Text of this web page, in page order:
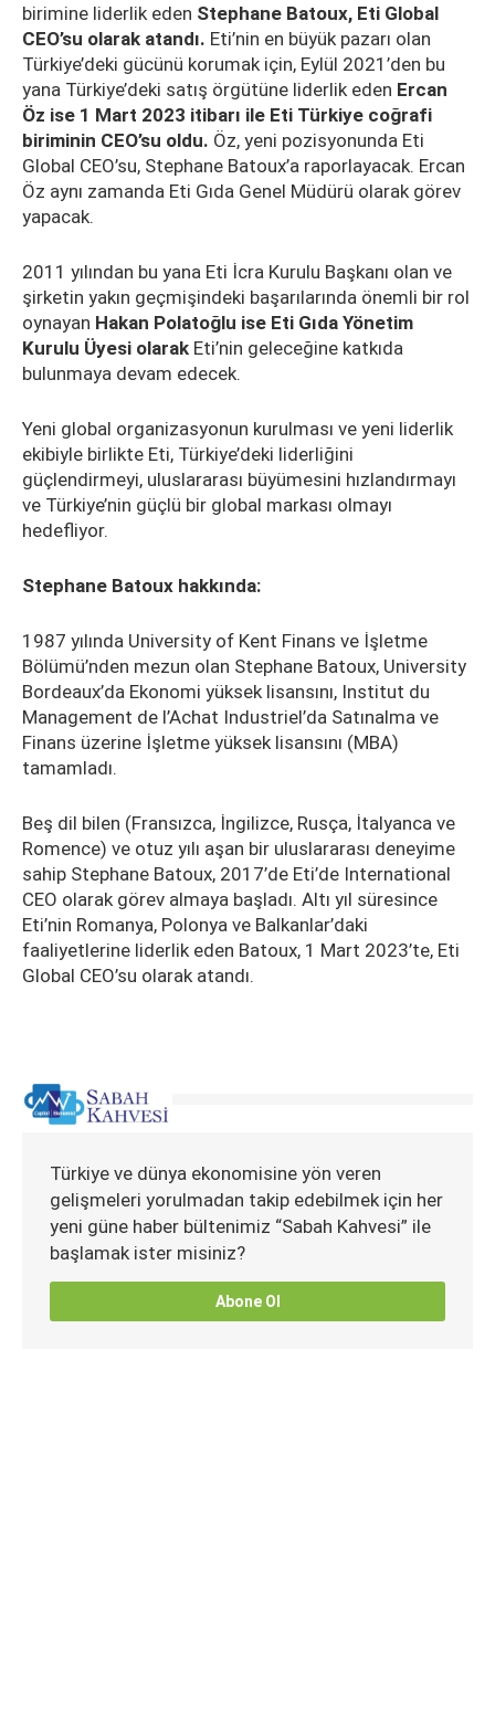
birimine liderlik eden Stephane Batoux, Eti Global
CEO’su olarak atandı. Eti’nin en büyük pazarı olan
Türkiye’deki gücünü korumak için, Eylül 2021’den bu
yana Türkiye’deki satış örgütüne liderlik eden Ercan
Öz ise 1 Mart 2023 itibarı ile Eti Türkiye coğrafi
biriminin CEO’su oldu. Öz, yeni pozisyonunda Eti
Global CEO’su, Stephane Batoux’a raporlayacak. Ercan
Öz aynı zamanda Eti Gıda Genel Müdürü olarak görev
yapacak.
2011 yılından bu yana Eti İcra Kurulu Başkanı olan ve
şirketin yakın geçmişindeki başarılarında önemli bir rol
oynayan Hakan Polatoğlu ise Eti Gıda Yönetim
Kurulu Üyesi olarak Eti’nin geleceğine katkıda
bulunmaya devam edecek.
Yeni global organizasyonun kurulması ve yeni liderlik
ekibiyle birlikte Eti, Türkiye’deki liderliğini
güçlendirmeyi, uluslararası büyümesini hızlandırmayı
ve Türkiye’nin güçlü bir global markası olmayı
hedefliyor.
Stephane Batoux hakkında:
1987 yılında University of Kent Finans ve İşletme
Bölümü’nden mezun olan Stephane Batoux, University
Bordeaux’da Ekonomi yüksek lisansını, Institut du
Management de l’Achat Industriel’da Satınalma ve
Finans üzerine İşletme yüksek lisansını (MBA)
tamamladı.
Beş dil bilen (Fransızca, İngilizce, Rusça, İtalyanca ve
Romence) ve otuz yılı aşan bir uluslararası deneyime
sahip Stephane Batoux, 2017’de Eti’de International
CEO olarak görev almaya başladı. Altı yıl süresince
Eti’nin Romanya, Polonya ve Balkanlar’daki
faaliyetlerine liderlik eden Batoux, 1 Mart 2023’te, Eti
Global CEO’su olarak atandı.
Türkiye ve dünya ekonomisine yön veren
gelişmeleri yorulmadan takip edebilmek için her
yeni güne haber bültenimiz “Sabah Kahvesi” ile
başlamak ister misiniz?
Abone Ol